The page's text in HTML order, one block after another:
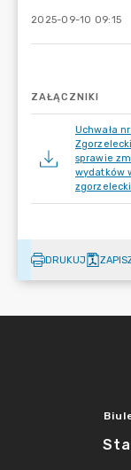
2025-09-10 09:15
ZAŁĄCZNIKI
Uchwała
sprawie
wydatków
DRUKUJ